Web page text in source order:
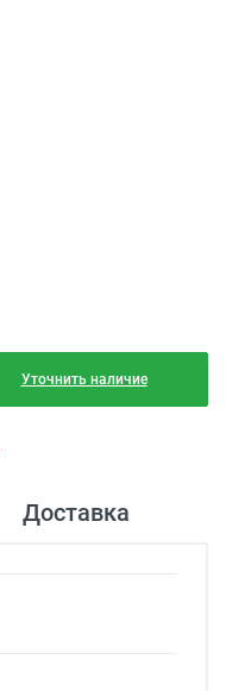
Уточнить наличие
Доставка